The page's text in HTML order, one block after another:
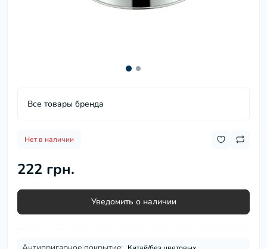
Все товары бренда
Нет в наличии
222 грн.
Уведомить о наличии